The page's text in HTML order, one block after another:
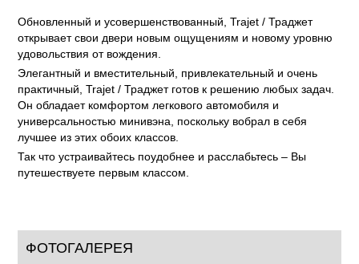
Обновленный и усовершенствованный, Trajet / Траджет
открывает свои двери новым ощущениям и новому уровню
удовольствия от вождения.
Элегантный и вместительный, привлекательный и очень
практичный, Trajet / Траджет готов к решению любых задач.
Он обладает комфортом легкового автомобиля и
универсальностью минивэна, поскольку вобрал в себя
лучшее из этих обоих классов.
Так что устраивайтесь поудобнее и расслабьтесь – Вы
путешествуете первым классом.
ФОТОГАЛЕРЕЯ